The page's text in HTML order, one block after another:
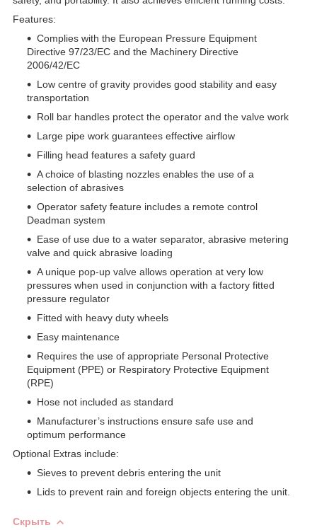
Features:
Complies with the European Pressure Equipment
Directive 97/23/EC and the Machinery Directive
2006/42/EC
Low centre of gravity provides good stability and easy
transportation
Roll bar handles protect the operator and the valve work
Large pipe work guarantees effective airflow
Filling head features a safety guard
A choice of blasting nozzles enables the use of a
selection of abrasives
Operator safety feature includes a remote control
Deadman system
Ease of use due to a water separator, abrasive metering
valve and quick abrasive loading
A unique pop-up valve allows operation at very low
pressures when used in conjunction with a factory fitted
pressure regulator
Fitted with heavy duty wheels
Easy maintenance
Requires the use of appropriate Personal Protective
Equipment (PPE) or Respiratory Protective Equipment
(RPE)
Hose not included as standard
Manufacturer’s instructions ensure safe use and
optimum performance
Optional Extras include:
Sieves to prevent debris entering the unit
Lids to prevent rain and foreign objects entering the unit.
Скрыть